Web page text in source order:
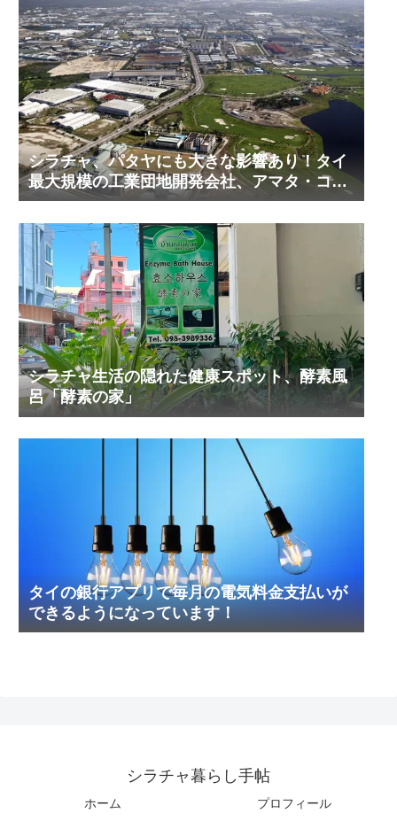
シラチャ、パタヤにも大きな影響あり！タイ
最大規模の工業団地開発会社、アマタ・コー
ポレーションの工業団地の今！その２
シラチャ生活の隠れた健康スポット、酵素風
呂「酵素の家」
タイの銀行アプリで毎月の電気料金支払いが
できるようになっています！
シラチャ暮らし手帖
ホーム プロフィール